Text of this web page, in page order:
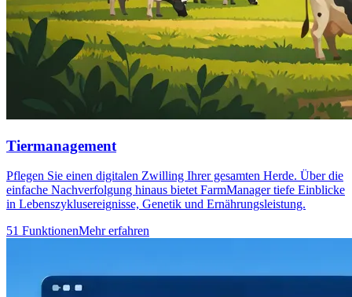
Tiermanagement
Pflegen Sie einen digitalen Zwilling Ihrer gesamten Herde. Über die
einfache Nachverfolgung hinaus bietet FarmManager tiefe Einblicke
in Lebenszyklusereignisse, Genetik und Ernährungsleistung.
51 FunktionenMehr erfahren